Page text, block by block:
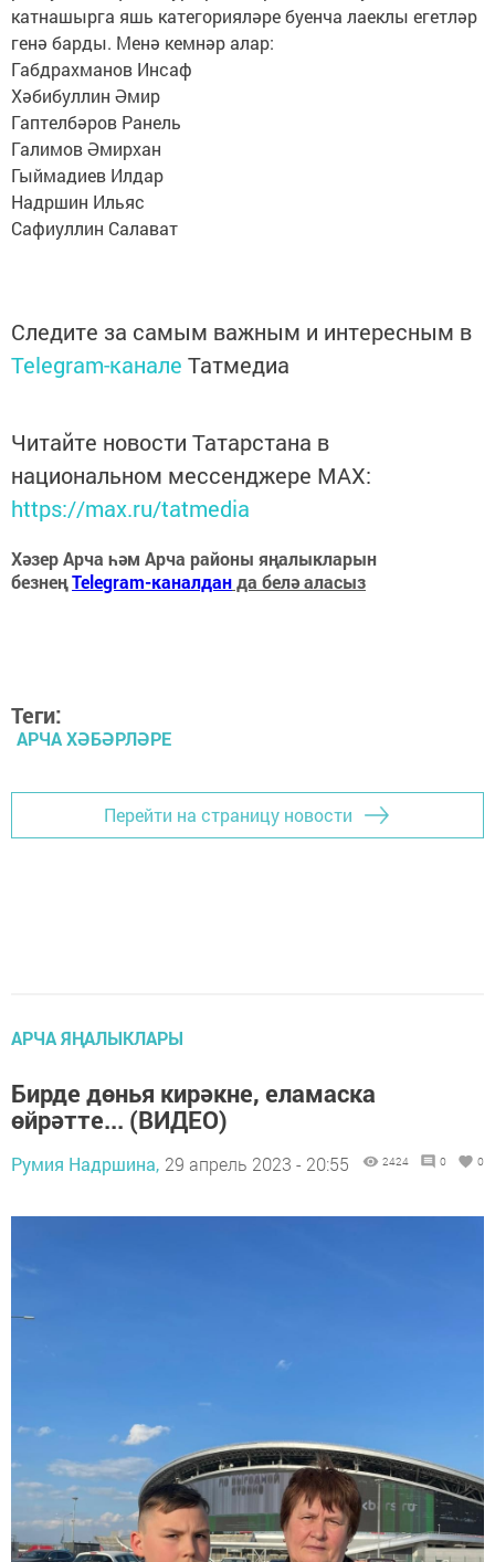
катнашырга яшь категорияләре буенча лаеклы егетләр
генә барды. Менә кемнәр алар:
Габдрахманов Инсаф
Хәбибуллин Әмир
Гаптелбәров Ранель
Галимов Әмирхан
Гыймадиев Илдар
Надршин Ильяс
Сафиуллин Салават
Следите за самым важным и интересным в
Telegram-канале Татмедиа
Читайте новости Татарстана в
национальном мессенджере MАХ:
https://max.ru/tatmedia
Хәзер Арча һәм Арча районы яңалыкларын
безнеңTelegram-каналданда белә аласыз
Теги:
АРЧА ХӘБӘРЛӘРЕ
Перейти на страницу новости
АРЧА ЯҢАЛЫКЛАРЫ
Бирде дөнья кирәкне, еламаска
өйрәтте... (ВИДЕО)
Румия Надршина, 29 апрель 2023 - 20:55 2424 0 0